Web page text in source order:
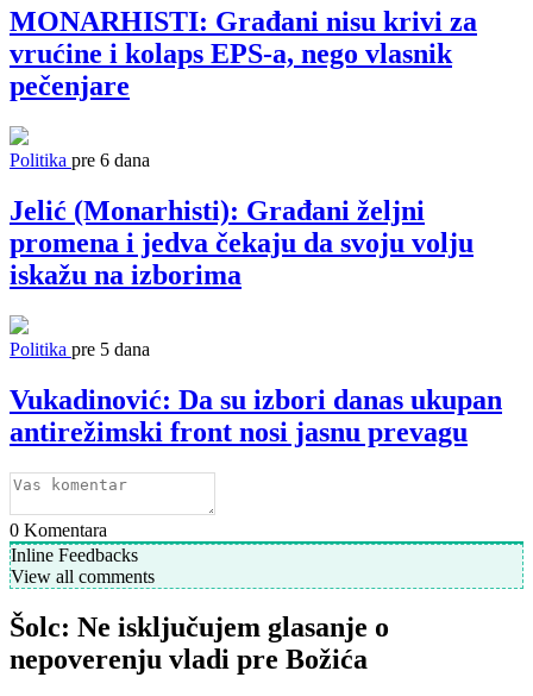
MONARHISTI: Građani nisu krivi za
vrućine i kolaps EPS-a, nego vlasnik
pečenjare
Politika pre 6 dana
Jelić (Monarhisti): Građani željni
promena i jedva čekaju da svoju volju
iskažu na izborima
Politika pre 5 dana
Vukadinović: Da su izbori danas ukupan
antirežimski front nosi jasnu prevagu
0 Komentara
Inline Feedbacks
View all comments
Šolc: Ne isključujem glasanje o
nepoverenju vladi pre Božića